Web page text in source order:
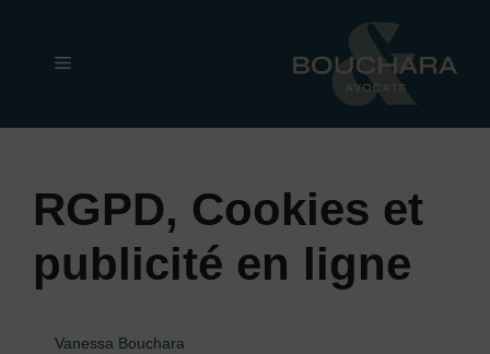
contenu Menu
RGPD, Cookies et
publicité en ligne
Vanessa Bouchara